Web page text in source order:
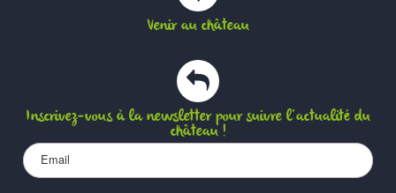
Venir au château
Inscrivez-vous à la newsletter pour suivre l’actualité du
château !